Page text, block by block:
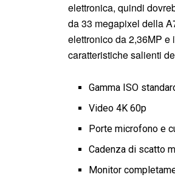
elettronica, quindi
da 33 megapixel della
elettronico da 2,36MP e
caratteristiche salienti
Gamma ISO
Video 4K 60p
Porte microfono e
Cadenza di scatto
Monitor